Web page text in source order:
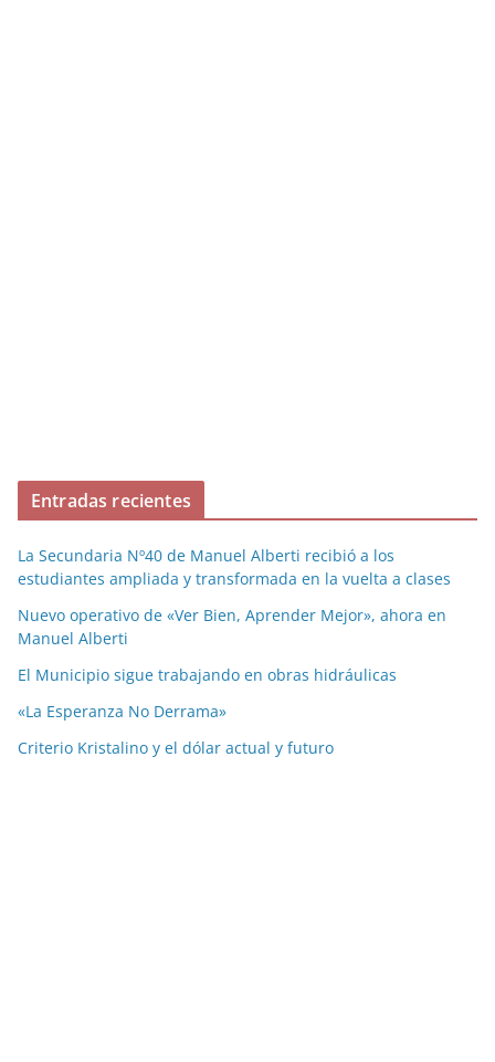
Entradas recientes
La Secundaria Nº40 de Manuel Alberti recibió a los
estudiantes ampliada y transformada en la vuelta a clases
Nuevo operativo de «Ver Bien, Aprender Mejor», ahora en
Manuel Alberti
El Municipio sigue trabajando en obras hidráulicas
«La Esperanza No Derrama»
Criterio Kristalino y el dólar actual y futuro